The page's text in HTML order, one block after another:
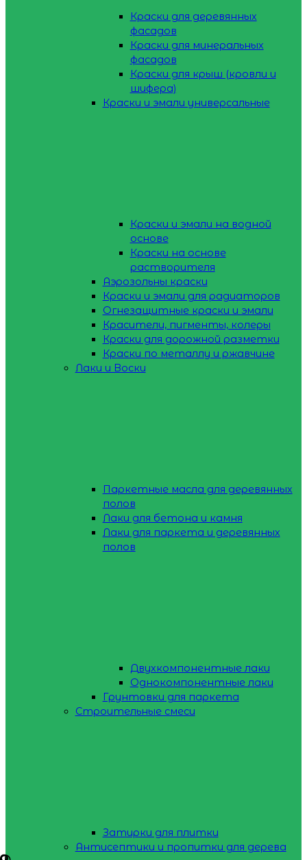
Краски для деревянных
фасадов
Краски для минеральных
фасадов
Краски для крыш (кровли и
шифера)
Краски и эмали универсальные
Краски и эмали на водной
основе
Краски на основе
растворителя
Аэрозольны краски
Краски и эмали для радиаторов
Огнезащитные краски и эмали
Красители, пигменты, колеры
Краски для дорожной разметки
Краски по металлу и ржавчине
Лаки и Воски
Паркетные масла для деревянных
полов
Лаки для бетона и камня
Лаки для паркета и деревянных
полов
Двухкомпонентные лаки
Однокомпонентные лаки
Грунтовки для паркета
Строительные смеси
Затирки для плитки
Антисептики и пропитки для дерева